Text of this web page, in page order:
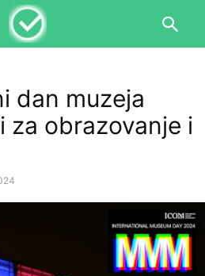
dan muzeja
za obrazovanje i